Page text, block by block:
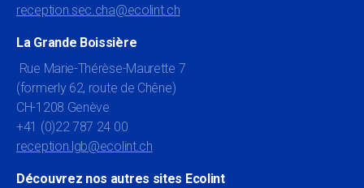
reception.sec.cha@ecolint.ch
La Grande Boissière
Rue Marie-Thérèse-Maurette 7
(formerly 62, route de Chêne)
CH-1208 Genève
+41 (0)22 787 24 00
reception.lgb@ecolint.ch
Découvrez nos autres sites Ecolint